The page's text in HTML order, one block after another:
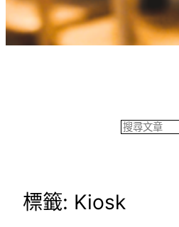
標籤: Kiosk